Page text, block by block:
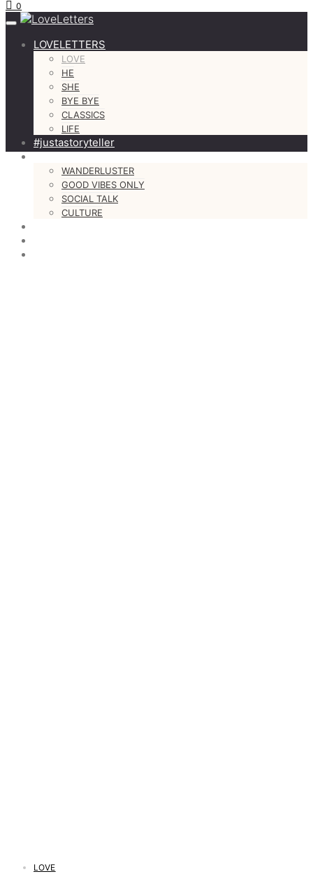
0
LOVELETTERS
LOVE
HE
SHE
BYE BYE
CLASSICS
LIFE
#justastoryteller
MORE
WANDERLUSTER
GOOD VIBES ONLY
SOCIAL TALK
CULTURE
LOVE